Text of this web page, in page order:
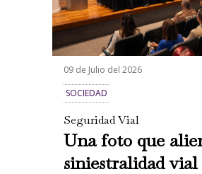
09 de Julio del 2026
SOCIEDAD
Seguridad Vial
Una foto que
siniestralidad vial